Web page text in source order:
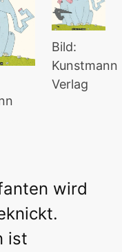
Bild:
Kunstmann
Verlag
wird
ist